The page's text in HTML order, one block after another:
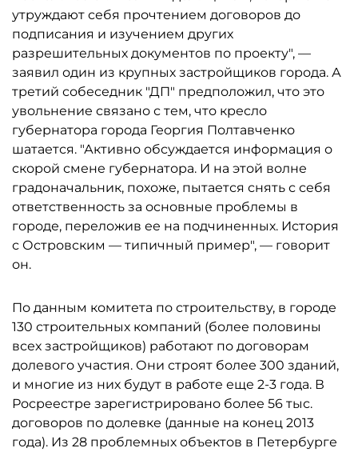
утруждают себя прочтением договоров до
подписания и изучением других
разрешительных документов по проекту", —
заявил один из крупных застройщиков города. А
третий собеседник "ДП" предположил, что это
увольнение связано с тем, что кресло
губернатора города Георгия Полтавченко
шатается. "Активно обсуждается информация о
скорой смене губернатора. И на этой волне
градоначальник, похоже, пытается снять с себя
ответственность за основные проблемы в
городе, переложив ее на подчиненных. История
с Островским — типичный пример", — говорит
он.
По данным комитета по строительству, в городе
130 строительных компаний (более половины
всех застройщиков) работают по договорам
долевого участия. Они строят более 300 зданий,
и многие из них будут в работе еще 2-3 года. В
Росреестре зарегистрировано более 56 тыс.
договоров по долевке (данные на конец 2013
года). Из 28 проблемных объектов в Петербурге